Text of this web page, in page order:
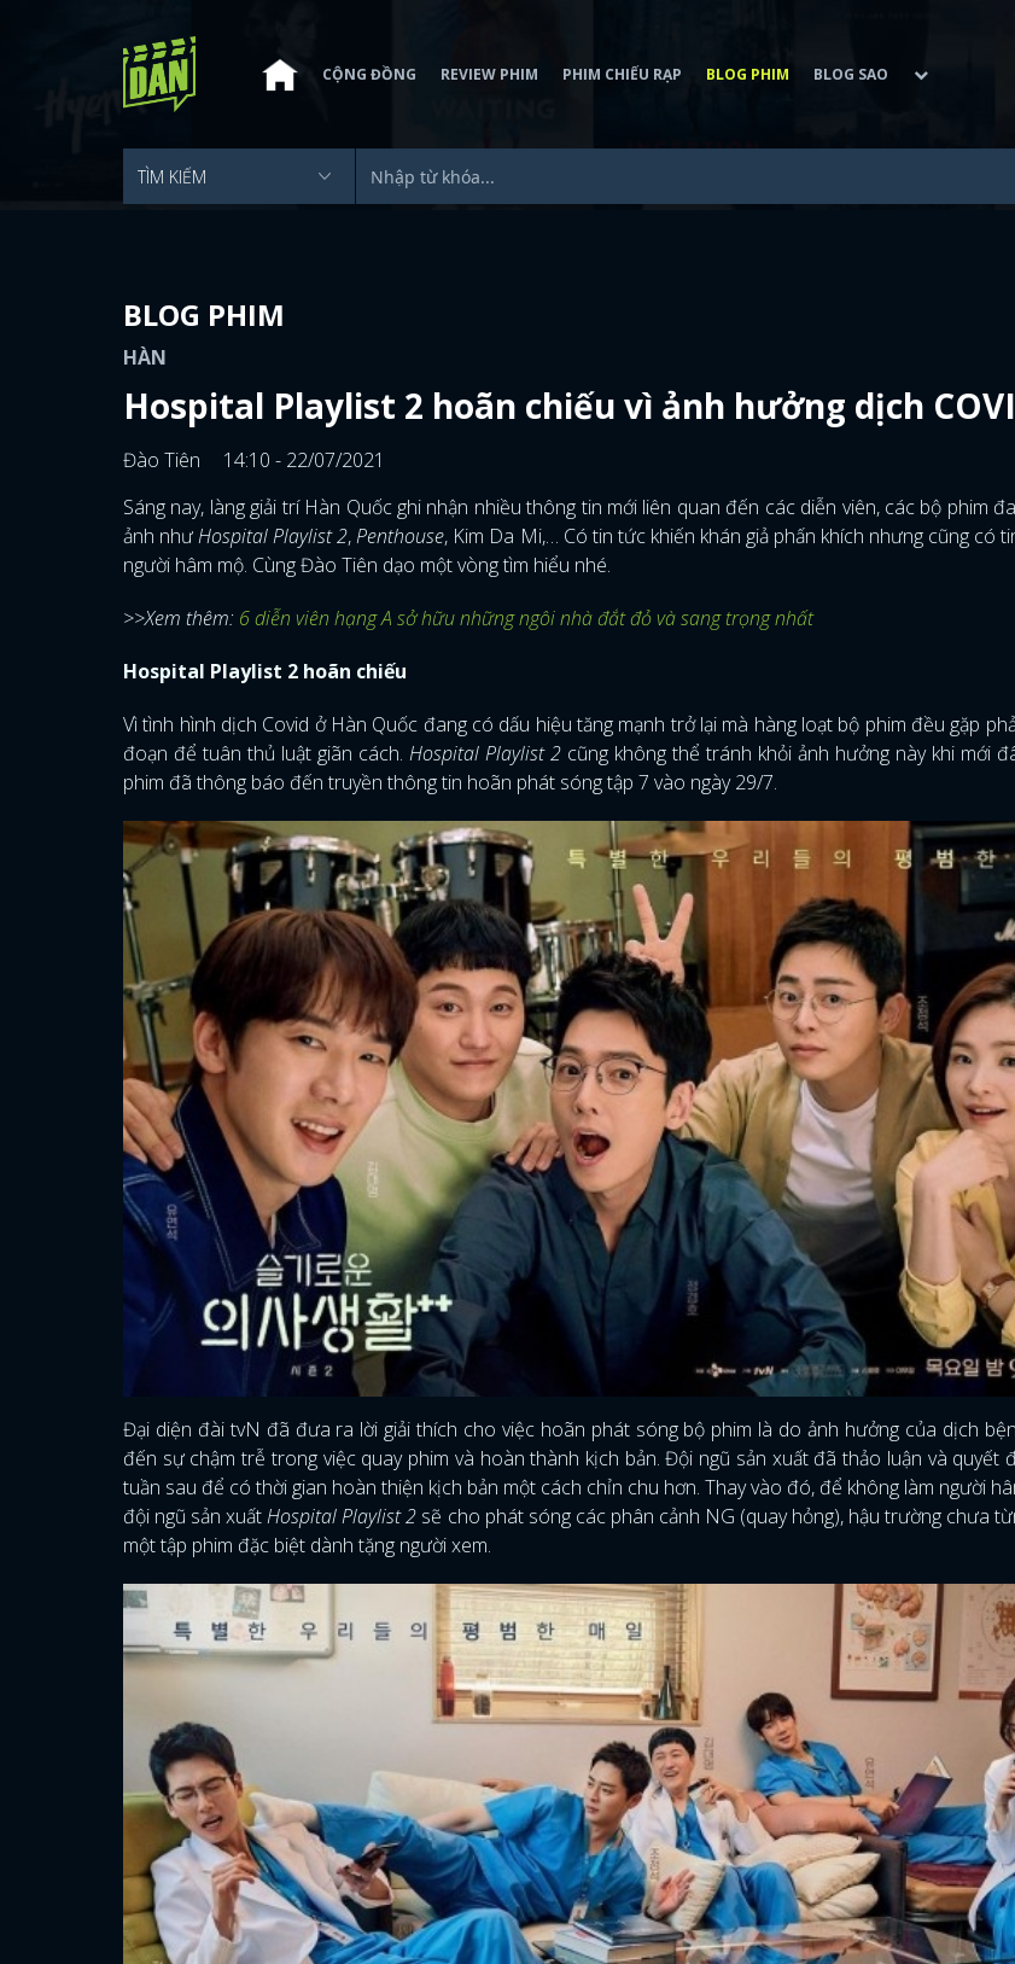
CỘNG ĐỒNG REVIEW PHIM PHIM CHIẾU RẠP BLOG PHIM BLOG SAO
BLOG PHIM
HÀN
Hospital Playlist 2 hoãn chiếu vì ảnh hưởng dịch
Đào Tiên
14:10 - 22/07/2021
Sáng nay, làng giải trí Hàn Quốc ghi nhận nhiều thông tin mới liên quan đến các diễn viên, các bộ phim
ảnh nhưHospital Playlist 2,Penthouse, Kim Da Mi,… Có tin tức khiến khán giả phấn khích nhưng cũng có
người hâm mộ. Cùng Đào Tiên dạo một vòng tìm hiểu nhé.
>>Xem thêm: 6 diễn viên hạng A sở hữu những ngôi nhà đắt đỏ và sang trọng nhất
Hospital Playlist 2 hoãn chiếu
Vì tình hình dịch Covid ở Hàn Quốc đang có dấu hiệu tăng mạnh trở lại mà hàng loạt bộ phim đều gặp
đoạn để tuân thủ luật giãn cách. Hospital Playlist 2 cũng không thể tránh khỏi ảnh hưởng này khi mới
phim đã thông báo đến truyền thông tin hoãn phát sóng tập 7 vào ngày 29/7.
Đại diện đài tvN đã đưa ra lời giải thích cho việc hoãn phát sóng bộ phim là do ảnh hưởng của dịch
đến sự chậm trễ trong việc quay phim và hoàn thành kịch bản. Đội ngũ sản xuất đã thảo luận và quyết
tuần sau để có thời gian hoàn thiện kịch bản một cách chỉn chu hơn. Thay vào đó, để không làm người
đội ngũ sản xuấtHospital Playlist 2 sẽ cho phát sóng các phân cảnh NG (quay hỏng), hậu trường chưa
một tập phim đặc biệt dành tặng người xem.